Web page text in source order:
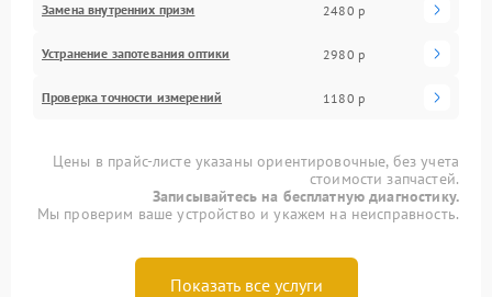
Замена внутренних призм 2480 р
Устранение запотевания оптики 2980 р
Проверка точности измерений 1180 р
Цены в прайс-листе указаны ориентировочные, без учета
стоимости запчастей.
Записывайтесь на бесплатную диагностику.
Мы проверим ваше устройство и укажем на неисправность.
Показать все услуги